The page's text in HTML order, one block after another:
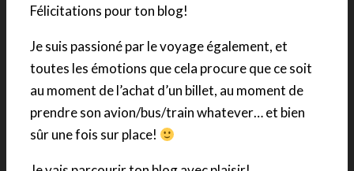
Félicitations pour ton blog!
Je suis passioné par le voyage également, et
toutes les émotions que cela procure que ce soit
au moment de l’achat d’un billet, au moment de
prendre son avion/bus/train whatever… et bien
sûr une fois sur place!